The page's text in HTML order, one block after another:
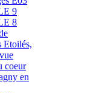
9
8
Etoilés,
coeur
en